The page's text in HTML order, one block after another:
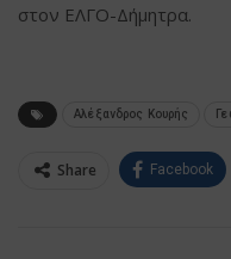
στον ΕΛΓΟ-Δήμητρα.
Αλέξανδρος Κουρής
Share Facebook